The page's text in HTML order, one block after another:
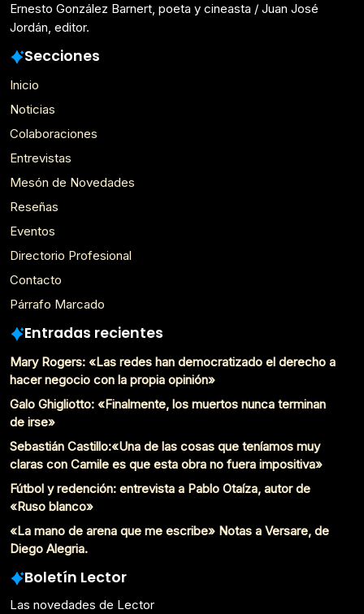
Ernesto González Barnert, poeta y cineasta / Juan José
Jordán, editor.
Secciones
Inicio
Noticias
Colaboraciones
Entrevistas
Mesón de Novedades
Reseñas
Eventos
Directorio Profesional
Contacto
Párrafo Marcado
Entradas recientes
Mary Rogers: «Las redes han democratizado el derecho a
hacer negocio con la propia opinión»
Galo Ghigliotto: «Finalmente, los muertos nunca terminan
de irse»
Sebastián Castillo:«Una de las cosas que teníamos muy
claras con Camile es que esta obra no fuera impositiva»
Fútbol y redención: entrevista a Pablo Otaíza, autor de
«Ruso blanco»
«La mano de arena que me escribe» Notas a Versare, de
Diego Alegria.
Boletín Lector
Las novedades de Lector